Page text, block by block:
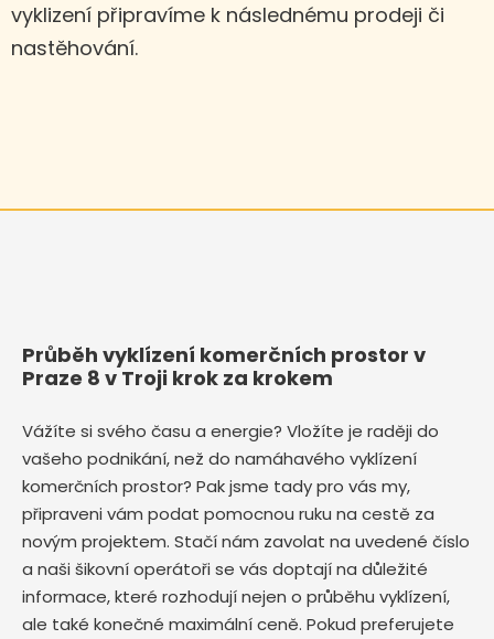
vyklizení připravíme k následnému prodeji či
nastěhování.
Průběh vyklízení komerčních prostor v
Praze 8 v Troji krok za krokem
Vážíte si svého času a energie? Vložíte je raději do
vašeho podnikání, než do namáhavého vyklízení
komerčních prostor? Pak jsme tady pro vás my,
připraveni vám podat pomocnou ruku na cestě za
novým projektem. Stačí nám zavolat na uvedené číslo
a naši šikovní operátoři se vás doptají na důležité
informace, které rozhodují nejen o průběhu vyklízení,
ale také konečné maximální ceně. Pokud preferujete